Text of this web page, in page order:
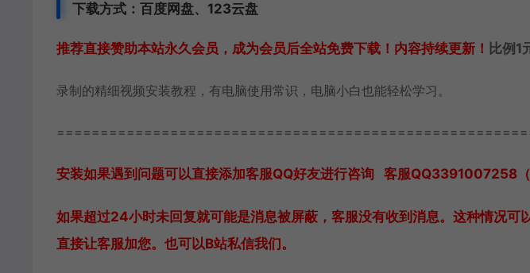
下载方式：百度网盘、123云盘
推荐直接赞助本站永久会员，成为会员后全站免费下载！内容持续更新！ 比例1
录制的精细视频安装教程，有电脑使用常识，电脑小白也能轻松学习。
安装如果遇到问题可以直接添加客服QQ好友进行咨询 客服QQ3391007258
如果超过24小时未回复就可能是消息被屏蔽，客服没有收到消息。这种情况可
直接让客服加您。也可以B站私信我们。